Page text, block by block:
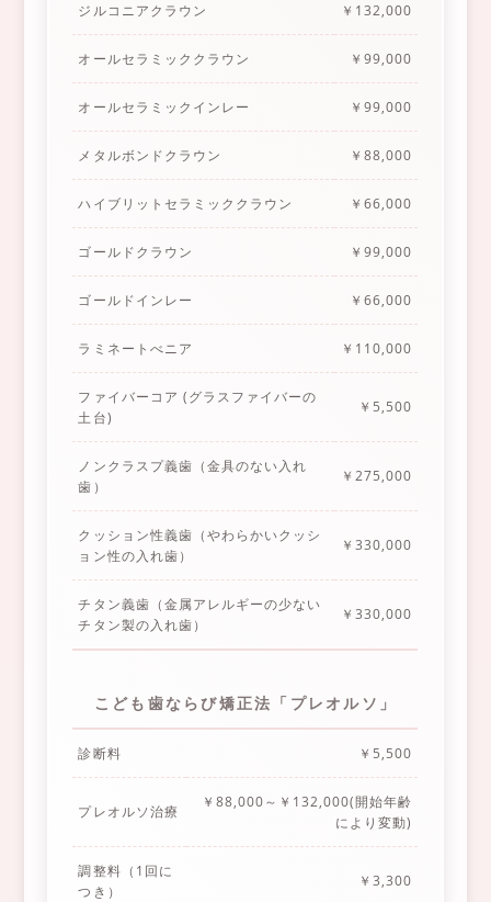
ジルコニアクラウン ￥132,000
オールセラミッククラウン ￥99,000
オールセラミックインレー ￥99,000
メタルボンドクラウン ￥88,000
ハイブリットセラミッククラウン ￥66,000
ゴールドクラウン ￥99,000
ゴールドインレー ￥66,000
ラミネートべニア ￥110,000
ファイバーコア (グラスファイバーの
土台)
￥5,500
ノンクラスプ義歯（金具のない入れ
歯）
￥275,000
クッション性義歯（やわらかいクッシ
ョン性の入れ歯）
￥330,000
チタン義歯（金属アレルギーの少ない
チタン製の入れ歯）
￥330,000
こども歯ならび矯正法「プレオルソ」
診断料 ￥5,500
プレオルソ治療
￥88,000～￥132,000(開始年齢
により変動)
調整料（1回に
つき）
￥3,300